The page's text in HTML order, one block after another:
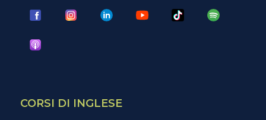
CORSI DI INGLESE